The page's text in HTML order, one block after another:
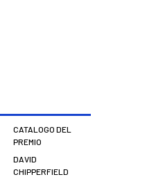
CATALOGO DEL
PREMIO
DAVID
CHIPPERFIELD